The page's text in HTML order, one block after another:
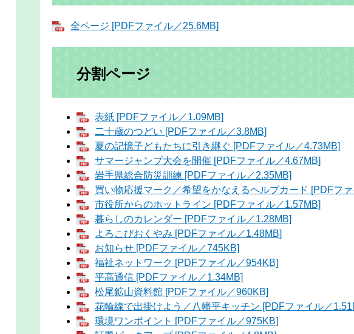
全ページ [PDFファイル／25.6MB]
分割ページ
表紙 [PDFファイル／1.09MB]
二十歳のつどい [PDFファイル／3.8MB]
夏の記憶子どもたちに引き継ぐ [PDFファイル／4.73MB]
サマージャンプ大会を開催 [PDFファイル／4.67MB]
岩手県総合防災訓練 [PDFファイル／2.35MB]
買い物応援マーク／希望をかなえるヘルプカード [PDFフ
市役所からのホットライン [PDFファイル／1.57MB]
暮らしのカレンダー [PDFファイル／1.28MB]
よろこびおくやみ [PDFファイル／1.48MB]
お知らせ [PDFファイル／745KB]
福祉ネットワーク [PDFファイル／954KB]
平高通信 [PDFファイル／1.34MB]
松尾鉱山資料館 [PDFファイル／960KB]
花輪線で出掛けよう／八幡平キッチン [PDFファイル／
環境ワンポイント [PDFファイル／975KB]